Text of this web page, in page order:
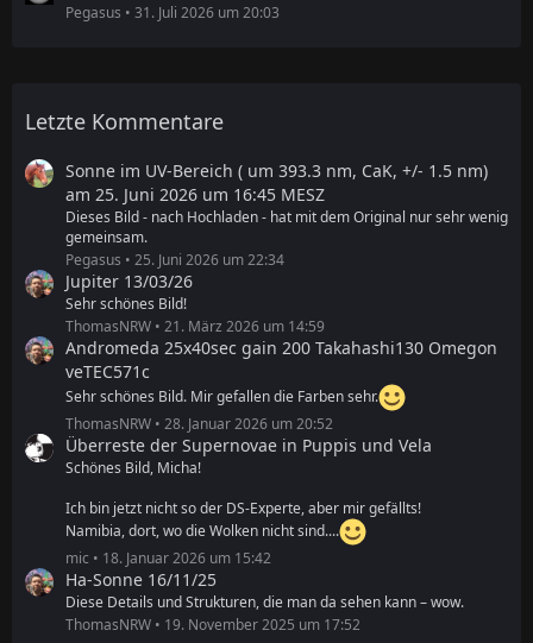
Pegasus 31. Juli 2026 um 20:03
Letzte Kommentare
Sonne im UV-Bereich ( um 393.3 nm, CaK, +/- 1.5 nm)
am 25. Juni 2026 um 16:45 MESZ
Dieses Bild - nach Hochladen - hat mit dem Original nur sehr wenig
gemeinsam.
Pegasus
25. Juni 2026 um 22:34
Jupiter 13/03/26
Sehr schönes Bild!
ThomasNRW
21. März 2026 um 14:59
Andromeda 25x40sec gain 200 Takahashi130 Omegon
veTEC571c
Sehr schönes Bild. Mir gefallen die Farben sehr.
ThomasNRW
28. Januar 2026 um 20:52
Überreste der Supernovae in Puppis und Vela
Schönes Bild, Micha!
Ich bin jetzt nicht so der DS-Experte, aber mir gefällts!
Namibia, dort, wo die Wolken nicht sind....
mic
18. Januar 2026 um 15:42
Ha-Sonne 16/11/25
Diese Details und Strukturen, die man da sehen kann – wow.
ThomasNRW
19. November 2025 um 17:52